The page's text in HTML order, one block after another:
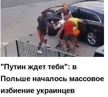
"Путин ждет тебя": в
Польше началось массовое
избиение украинцев